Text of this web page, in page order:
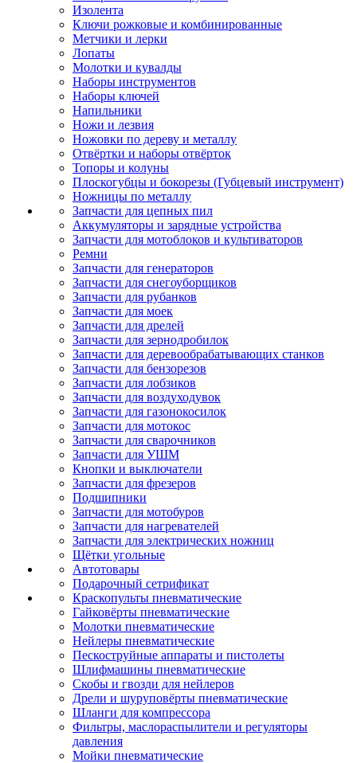
Изолента
Ключи рожковые и комбинированные
Метчики и лерки
Лопаты
Молотки и кувалды
Наборы инструментов
Наборы ключей
Напильники
Ножи и лезвия
Ножовки по дереву и металлу
Отвёртки и наборы отвёрток
Топоры и колуны
Плоскогубцы и бокорезы (Губцевый инструмент)
Ножницы по металлу
Запчасти для цепных пил
Аккумуляторы и зарядные устройства
Запчасти для мотоблоков и культиваторов
Ремни
Запчасти для генераторов
Запчасти для снегоуборщиков
Запчасти для рубанков
Запчасти для моек
Запчасти для дрелей
Запчасти для зернодробилок
Запчасти для деревообрабатывающих станков
Запчасти для бензорезов
Запчасти для лобзиков
Запчасти для воздуходувок
Запчасти для газонокосилок
Запчасти для мотокос
Запчасти для сварочников
Запчасти для УШМ
Кнопки и выключатели
Запчасти для фрезеров
Подшипники
Запчасти для мотобуров
Запчасти для нагревателей
Запчасти для электрических ножниц
Щётки угольные
Автотовары
Подарочный сетрификат
Краскопульты пневматические
Гайковёрты пневматические
Молотки пневматические
Нейлеры пневматические
Пескоструйные аппараты и пистолеты
Шлифмашины пневматические
Скобы и гвозди для нейлеров
Дрели и шуруповёрты пневматические
Шланги для компрессора
Фильтры, маслораспылители и регуляторы
давления
Мойки пневматические